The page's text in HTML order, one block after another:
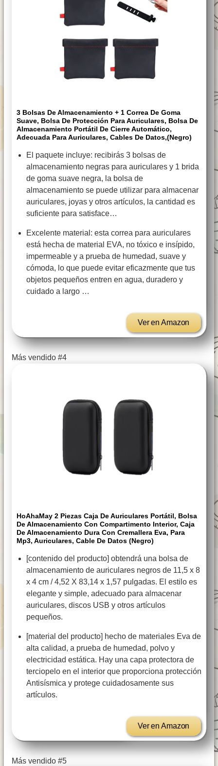
3 Bolsas De Almacenamiento + 1 Correa De Goma
Suave, Bolsa De Protección Para Auriculares, Bolsa De
Almacenamiento Portátil De Cierre Automático,
Adecuada Para Auriculares, Cables De Datos,(Negro)
El paquete incluye: recibirás 3 bolsas de
almacenamiento negras para auriculares y 1 brida
de goma suave negra, la bolsa de
almacenamiento se puede utilizar para almacenar
auriculares, joyas y otros artículos, la cantidad es
suficiente para satisface…
Excelente material: esta correa para auriculares
está hecha de material EVA, no tóxico e insípido,
impermeable y a prueba de humedad, suave y
cómoda, lo que puede evitar eficazmente que tus
objetos pequeños entren en agua, duradero y
cuidado a largo …
Ver en Amazon
Más vendido #4
HoAhaMay 2 Piezas Caja De Auriculares Portátil, Bolsa
De Almacenamiento Con Compartimento Interior, Caja
De Almacenamiento Dura Con Cremallera Eva, Para
Mp3, Auriculares, Cable De Datos (Negro)
[contenido del producto] obtendrá una bolsa de
almacenamiento de auriculares negros de 11,5 x 8
x 4 cm / 4,52 X 83,14 x 1,57 pulgadas. El estilo es
elegante y simple, adecuado para almacenar
auriculares, discos USB y otros artículos
pequeños.
[material del producto] hecho de materiales Eva de
alta calidad, a prueba de humedad, polvo y
electricidad estática. Hay una capa protectora de
terciopelo en el interior que proporciona protección
Antisísmica y protege cuidadosamente sus
artículos.
Ver en Amazon
Más vendido #5